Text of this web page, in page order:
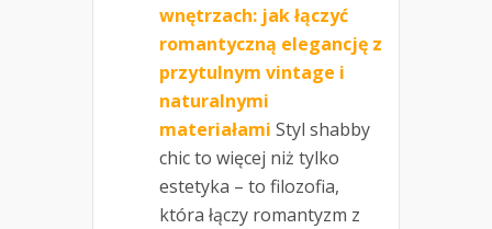
wnętrzach: jak łączyć
romantyczną elegancję z
przytulnym vintage i
naturalnymi
materiałami Styl shabby
chic to więcej niż tylko
estetyka – to filozofia,
która łączy romantyzm z